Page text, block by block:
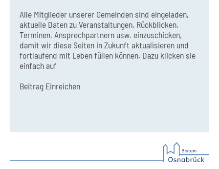
Alle Mitglieder unserer Gemeinden sind eingeladen,
aktuelle Daten zu Veranstaltungen, Rückblicken,
Terminen, Ansprechpartnern usw. einzuschicken,
damit wir diese Seiten in Zukunft aktualisieren und
fortlaufend mit Leben füllen können. Dazu klicken sie
einfach auf
Beitrag Einreichen